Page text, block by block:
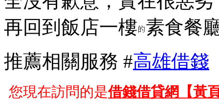
再回到飯店一樓 素食餐
推薦相關服務 #高雄借錢
您現在訪問的是借錢借貸網【黃